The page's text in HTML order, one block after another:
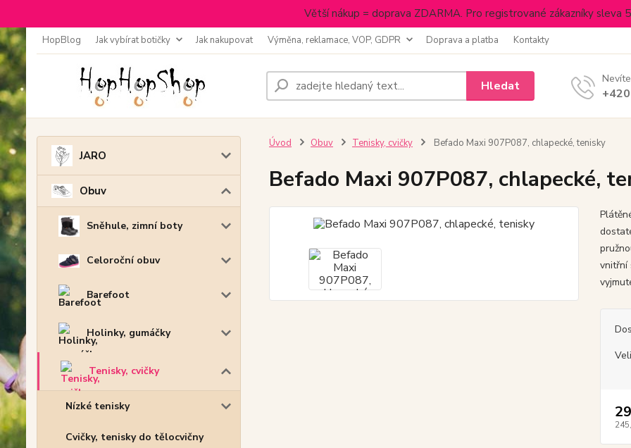
Větší nákup = doprava ZDARMA. Pro registrované zákazníky sleva
HopBlog Jak vybírat botičky Jak nakupovat Výměna, reklamace, VOP, GDPR Doprava a platba Kontakty
Hledat
JARO
Obuv
Sněhule, zimní boty
Celoroční obuv
Barefoot
Holinky, gumáčky
Tenisky, cvičky
Nízké tenisky
Cvičky, tenisky do tělocvičny
Úvod Obuv Tenisky, cvičky Befado Maxi 907P087, chlapecké, tenisky
Befado Maxi 907P087, chlapecké,
vnitřní